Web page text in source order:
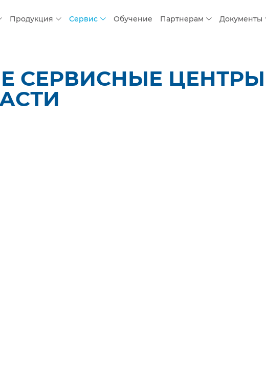
Продукция Сервис Обучение Партнерам Документы
СЕРВИСНЫЕ ЦЕНТРЫ